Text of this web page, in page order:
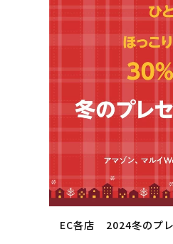
EC各店 2024冬のプ